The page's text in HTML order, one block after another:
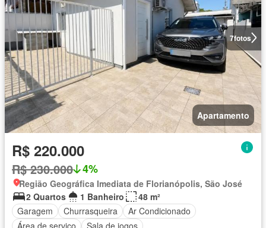
7fotos
Apartamento
R$ 220.000
R$ 230.000 4%
Região Geográfica Imediata de Florianópolis, São José
2 Quartos
1 Banheiro
48 m²
Garagem
Churrasqueira
Ar Condicionado